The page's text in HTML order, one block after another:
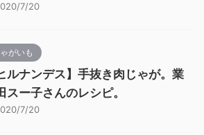
7/20
がいも
ルナンデス】手抜き肉じゃが。業
スー子さんのレシピ。
7/20